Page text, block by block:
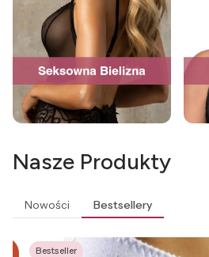
Nasze Produkty
Nowości Bestsellery
Bestseller